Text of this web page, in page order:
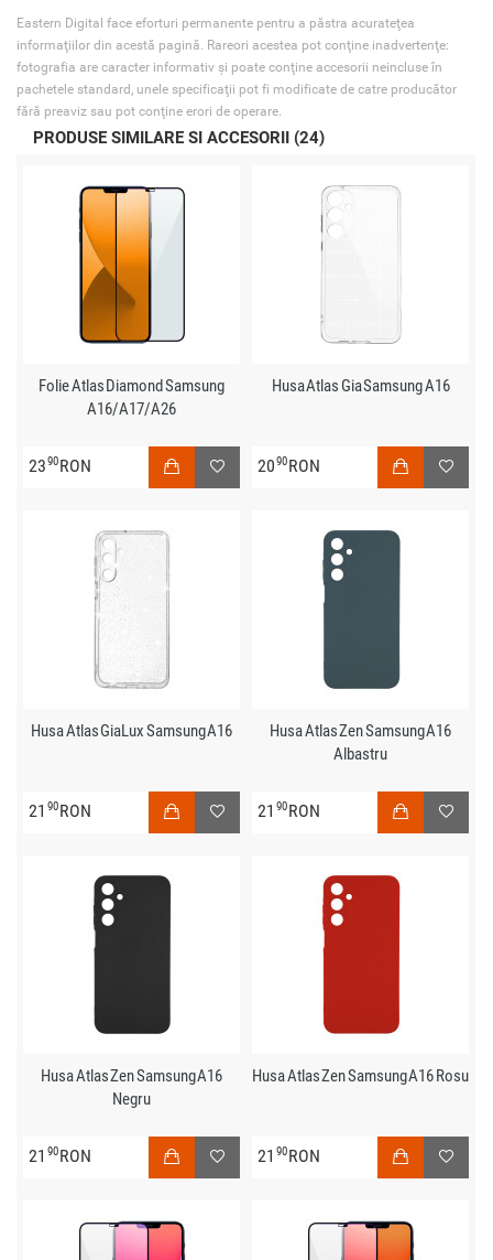
Eastern Digital face eforturi permanente pentru a păstra acurateţea
informaţiilor din acestă pagină. Rareori acestea pot conţine inadvertenţe:
fotografia are caracter informativ şi poate conţine accesorii neincluse în
pachetele standard, unele specificaţii pot fi modificate de catre producător
fără preaviz sau pot conţine erori de operare.
PRODUSE SIMILARE SI ACCESORII (24)
Folie Atlas Diamond Samsung
A16/A17/A26
2390RON
Husa Atlas Gia Samsung A16
2090RON
Husa Atlas GiaLux Samsung A16
21 90RON
Husa Atlas Zen Samsung A16
Albastru
21 90RON
Husa Atlas Zen Samsung A16
Negru
21 90RON
Husa Atlas Zen Samsung A16 Rosu
21 90RON